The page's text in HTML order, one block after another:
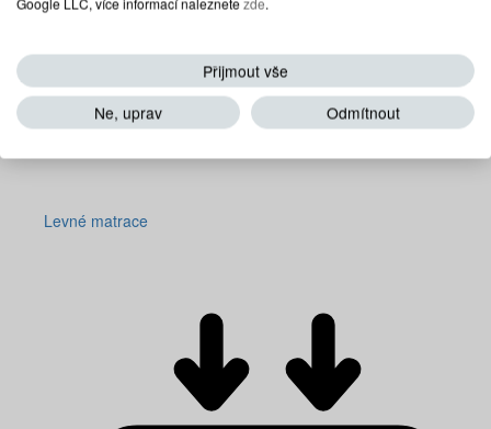
Levné matrace
Přijmout vše
Ne, uprav
Odmítnout